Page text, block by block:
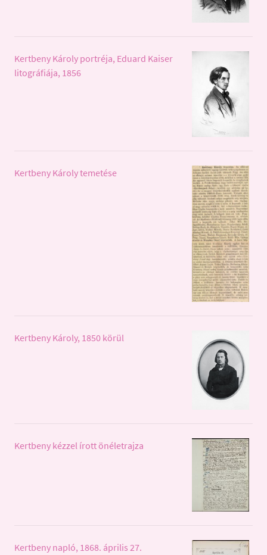
Kertbeny Károly portréja, Eduard Kaiser
litográfiája, 1856
Kertbeny Károly temetése
Kertbeny Károly, 1850 körül
Kertbeny kézzel írott önéletrajza
Kertbeny napló, 1868. április 27.